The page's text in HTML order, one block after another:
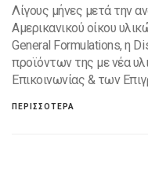
Λίγους μήνες μετά την
Αμερικανικού οίκου
General Formulations, η
προϊόντων της με νέα
Επικοινωνίας & των
ΠΕΡΙΣΣΟΤΕΡΑ